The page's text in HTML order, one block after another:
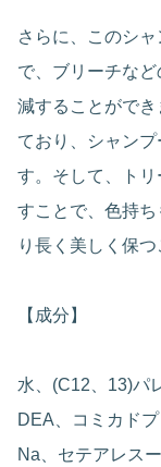
さらに、このシ
で、ブリーチな
減することがで
ており、シャン
す。そして、ト
すことで、色持
り長く美しく保つ
【成分】
水、(C12、13)パ
DEA、コミカド
Na、セテアレス